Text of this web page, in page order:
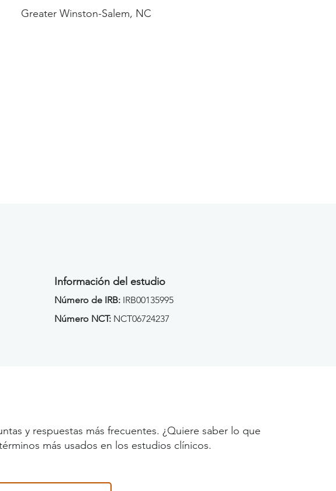
Greater Winston-Salem, NC
Información del estudio
Número de IRB: IRB00135995
Número NCT: NCT06724237
y respuestas más frecuentes. ¿Quiere saber lo que
más usados en los estudios clínicos.